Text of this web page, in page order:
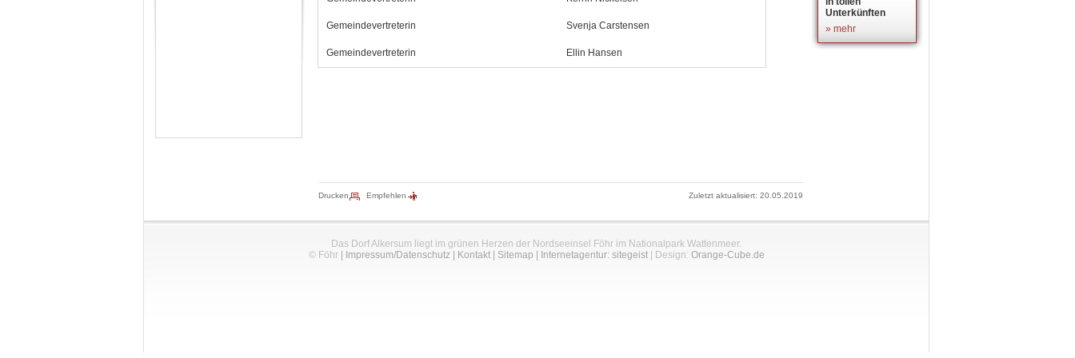
Gemeindevertreterin Svenja Carstensen
Gemeindevertreterin Ellin Hansen
Unterkünften
» mehr
Drucken Empfehlen Zuletzt aktualisiert: 20.05.2019
Das Dorf Alkersum liegt im grünen Herzen der Nordseeinsel Föhr im Nationalpark Wattenmeer.
© Föhr| Impressum/Datenschutz| Kontakt| Sitemap Internetagentur: sitegeist| Design: Orange-Cube.de